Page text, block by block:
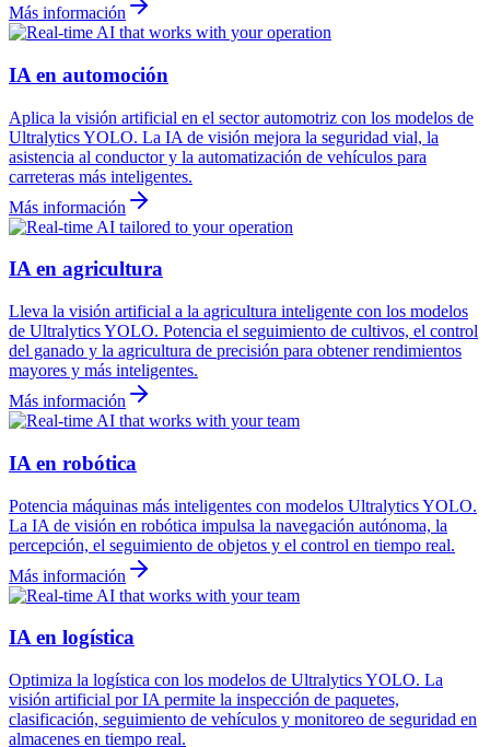
Más información
IA en automoción
Aplica la visión artificial en el sector automotriz con los modelos de
Ultralytics YOLO. La IA de visión mejora la seguridad vial, la
asistencia al conductor y la automatización de vehículos para
carreteras más inteligentes.
Más información
IA en agricultura
Lleva la visión artificial a la agricultura inteligente con los modelos
de Ultralytics YOLO. Potencia el seguimiento de cultivos, el control
del ganado y la agricultura de precisión para obtener rendimientos
mayores y más inteligentes.
Más información
IA en robótica
Potencia máquinas más inteligentes con modelos Ultralytics YOLO.
La IA de visión en robótica impulsa la navegación autónoma, la
percepción, el seguimiento de objetos y el control en tiempo real.
Más información
IA en logística
Optimiza la logística con los modelos de Ultralytics YOLO. La
visión artificial por IA permite la inspección de paquetes,
clasificación, seguimiento de vehículos y monitoreo de seguridad en
almacenes en tiempo real.